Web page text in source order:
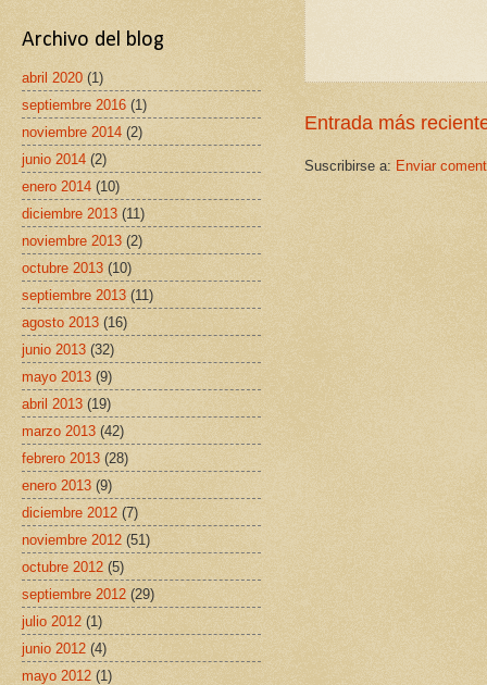
Entrada más
Suscribirse a: Enviar
Archivo del blog
abril 2020 (1)
septiembre 2016 (1)
noviembre 2014 (2)
junio 2014 (2)
enero 2014 (10)
diciembre 2013 (11)
noviembre 2013 (2)
octubre 2013 (10)
septiembre 2013 (11)
agosto 2013 (16)
junio 2013 (32)
mayo 2013 (9)
abril 2013 (19)
marzo 2013 (42)
febrero 2013 (28)
enero 2013 (9)
diciembre 2012 (7)
noviembre 2012 (51)
octubre 2012 (5)
septiembre 2012 (29)
julio 2012 (1)
junio 2012 (4)
mayo 2012 (1)